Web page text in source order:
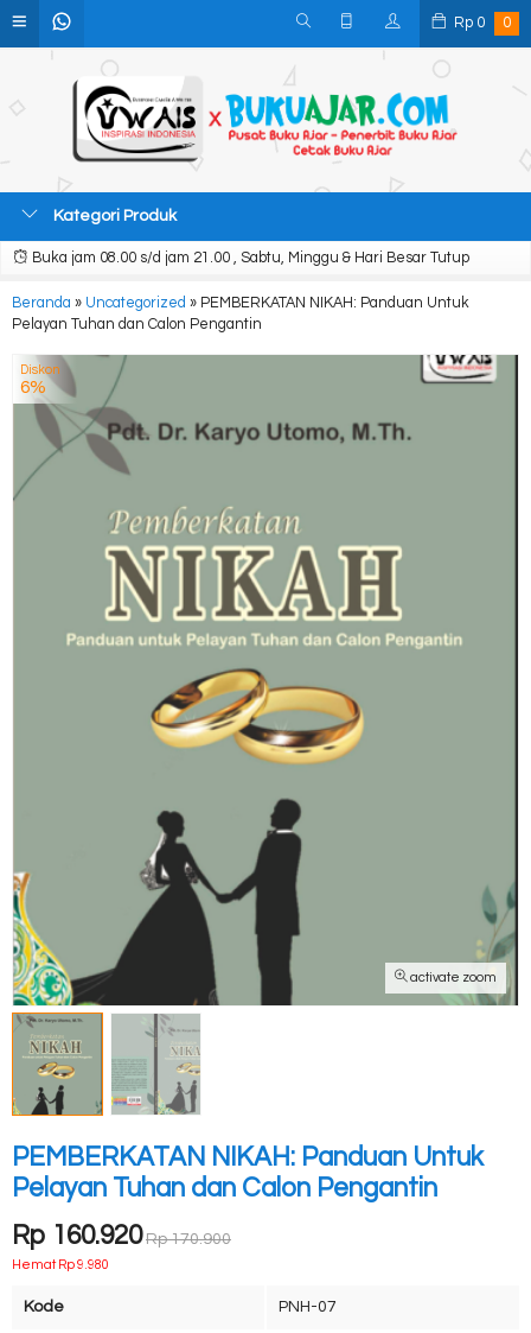
Rp 0 0
Kategori Produk
Buka jam 08.00 s/d jam 21.00 , Sabtu, Minggu & Hari Besar Tutup
Beranda » Uncategorized » PEMBERKATAN NIKAH: Panduan Untuk
Pelayan Tuhan dan Calon Pengantin
activate zoom
Diskon
6%
PEMBERKATAN NIKAH: Panduan Untuk
Pelayan Tuhan dan Calon Pengantin
Rp 160.920 Rp 170.900
Hemat Rp 9.980
Kode PNH-07